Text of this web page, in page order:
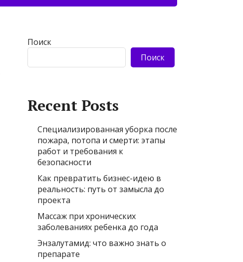
Поиск
Поиск
Recent Posts
Специализированная уборка после
пожара, потопа и смерти: этапы
работ и требования к
безопасности
Как превратить бизнес-идею в
реальность: путь от замысла до
проекта
Массаж при хронических
заболеваниях ребенка до года
Энзалутамид: что важно знать о
препарате